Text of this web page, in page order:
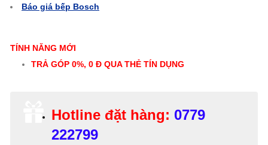
Báo giá bếp Bosch
TÍNH NĂNG MỚI
TRẢ GÓP 0%, 0 Đ QUA THẺ TÍN DỤNG
Hotline đặt hàng: 0779
222799